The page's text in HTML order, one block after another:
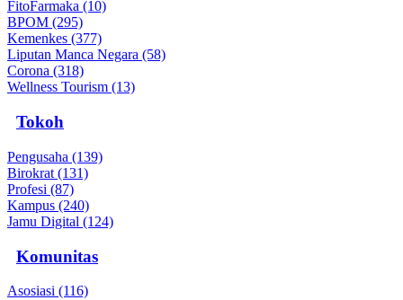
FitoFarmaka (10)
BPOM (295)
Kemenkes (377)
Liputan Manca Negara (58)
Corona (318)
Wellness Tourism (13)
Tokoh
Pengusaha (139)
Birokrat (131)
Profesi (87)
Kampus (240)
Jamu Digital (124)
Komunitas
Asosiasi (116)